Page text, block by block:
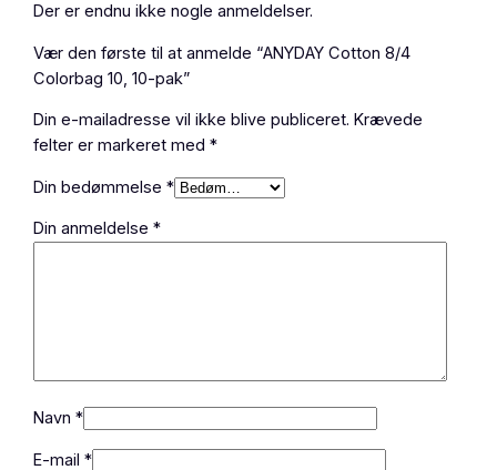
Der er endnu ikke nogle anmeldelser.
Vær den første til at anmelde “ANYDAY Cotton 8/4
Colorbag 10, 10-pak”
Din e-mailadresse vil ikke blive publiceret. Krævede
felter er markeret med*
Din bedømmelse*
Din anmeldelse*
Navn*
E-mail*